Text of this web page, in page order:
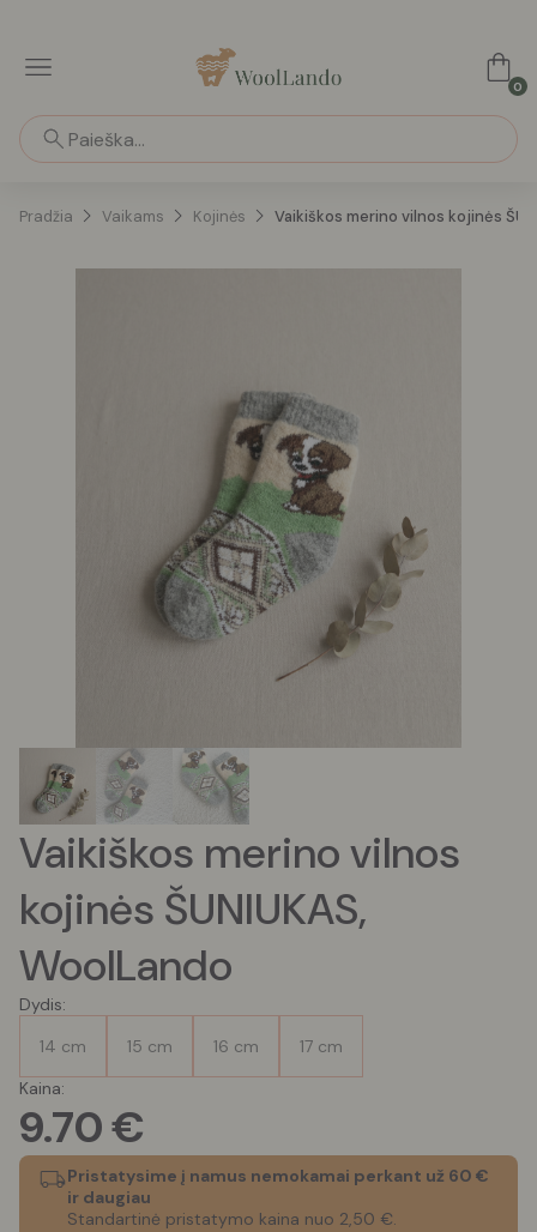
0
Pradžia Vaikams Kojinės Vaikiškos merino vilnos kojinės
Vaikiškos merino vilnos
kojinės ŠUNIUKAS,
WoolLando
Dydis:
14 cm
15 cm 16 cm
17 cm
Kaina:
9.70€
Pristatysime į namus nemokamai perkant už 60 €
ir daugiau
Standartinė pristatymo kaina nuo 2,50 €.